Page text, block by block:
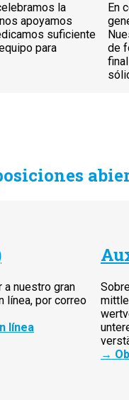
la
apoyamos
suficiente
para
En
de
nuestro gran
línea, por correo
línea
→